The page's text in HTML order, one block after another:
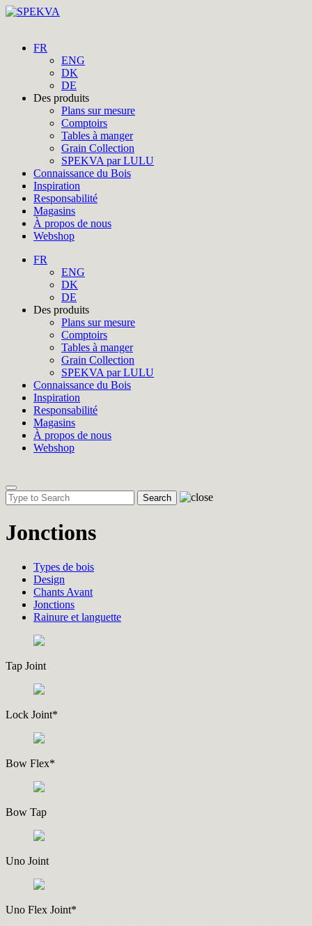
FR
ENG
DK
DE
Des produits
Plans sur mesure
Comptoirs
Tables à manger
Grain Collection
SPEKVA par LULU
Connaissance du Bois
Inspiration
Responsabilité
Magasins
À propos de nous
Webshop
FR
ENG
DK
DE
Des produits
Plans sur mesure
Comptoirs
Tables à manger
Grain Collection
SPEKVA par LULU
Connaissance du Bois
Inspiration
Responsabilité
Magasins
À propos de nous
Webshop
Toggle
navigation
Jonctions
Types de bois
Design
Chants Avant
Jonctions
Rainure et languette
Tap Joint
Lock Joint*
Bow Flex*
Bow Tap
Uno Joint
Uno Flex Joint*